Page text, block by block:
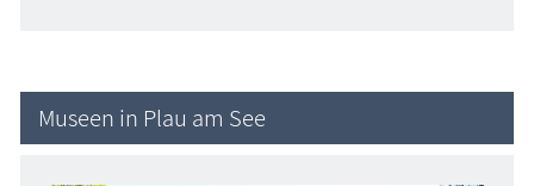
Museen in Plau am See